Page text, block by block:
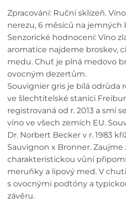
Zpracování: Ruční sklizeň.
nerezu, 6 měsíců na jemných
Senzorické hodnocení: Víno
aromatice najdeme broskev,
medu. Chuť je plná medovo
ovocným dezertům.
Souvignier gris je bílá odrůda
ve šlechtitelské stanici
registrovaná od r. 2013 a smí
víno ve všech zemích EU.
Dr. Norbert Becker v r. 1983
Sauvignon x Bronner.
charakteristickou vůní
meruňky a lipový med. V
s ovocnými podtóny a
závěru.